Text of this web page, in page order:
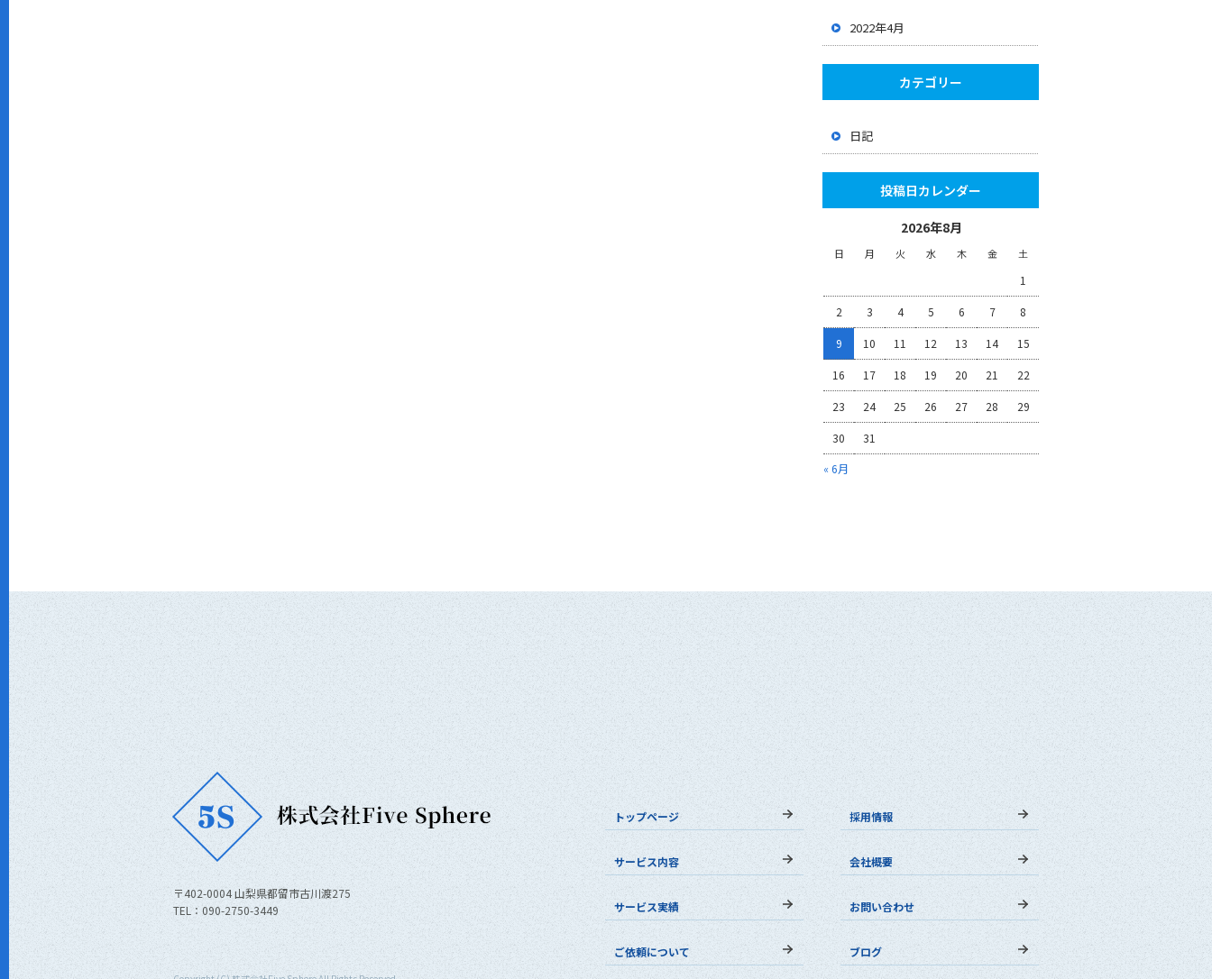
2022年4月
カテゴリー
日記
投稿日カレンダー
2026年8月
日 月 火 水 木 金 土
« 6月
1
2 3 4 5 6 7 8
9 10 11 12 13 14 15
16 17 18 19 20 21 22
23 24 25 26 27 28 29
30 31
トップページ
サービス内容
サービス実績
ご依頼について
採用情報
会社概要
お問い合わせ
ブログ
〒402-0004 山梨県都留市古川渡275
TEL：090-2750-3449